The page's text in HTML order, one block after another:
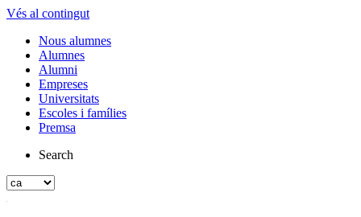
Vés al contingut
Nous alumnes
Alumnes
Alumni
Empreses
Universitats
Escoles i famílies
Premsa
Search